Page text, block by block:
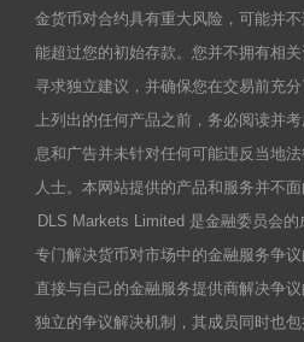
金货币对合约具有重大风险，可能并
能超过您的初始存款。您并不拥有相
寻求独立建议，并确保您在交易前充
上列出的任何产品之前，务必阅读并
息和广告并未针对任何可能违反当地
人士。本网站提供的产品和服务并不
DLS Markets Limited 是金融委员会
专门解决货币对市场中的金融服务争
直接与自己的金融服务提供商解决争
独立的争议解决机制，其成员同时也